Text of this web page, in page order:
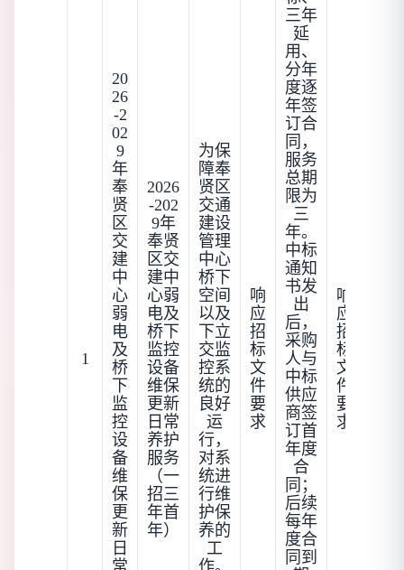
1
20
26
-2
02
9
年
奉
贤
区
交
建
中
心
弱
电
及
桥
下
监
控
设
备
维
保
更
新
日
2026
-202
9年
奉贤
区交
建中
心弱
电及
桥下
监控
设备
维保
更新
日常
养护
服务
（一
招三
年首
年）
为保
障奉
贤区
交通
建设
管理
中心
桥下
空间
以及
下立
交监
控系
统的
良好
运
行，
对系
统进
行维
护保
养的
工
响
应
招
标
文
件
要
求
三年
延
用、
分年
度逐
年签
订合
同，
服务
总期
限为
三
年。
中标
通知
书发
出
后，
采购
人与
中标
供应
商签
订首
年度
合
同；
后续
每年
度合
同到
响
应
招
标
文
件
要
求